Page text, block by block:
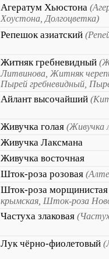
Агератум Хьюстона
Хоустона, Долгоцветка)
Репешок азиатский
Житняк гребневидный
Литвинова, Житняк
Пырей гребневидный,
Айлант высочайший
Живучка голая (Живучка
Живучка Лаксмана
Живучка восточная
Шток-роза розовая
Шток-роза морщинистая
крымская, Шток-роза
Частуха злаковая
Лук чёрно-фиолетовый